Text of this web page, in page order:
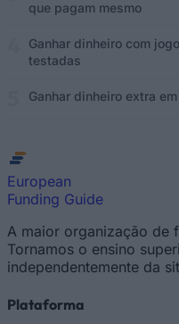
que pagam mesmo
Ganhar dinheiro com
testadas
Ganhar dinheiro extra
European
Funding Guide
A maior organização de
Tornamos o ensino
independentemente da
Plataforma